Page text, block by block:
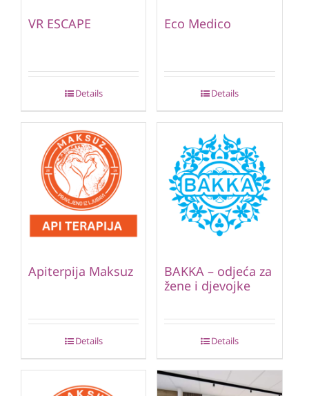
VR ESCAPE
Details
Eco Medico
Details
Apiterpija Maksuz
Details
BAKKA – odjeća za
žene i djevojke
Details